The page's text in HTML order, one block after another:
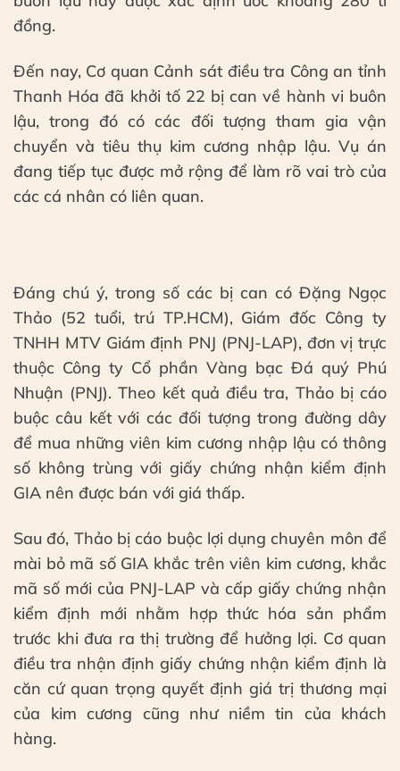
đồng.
Đến nay, Cơ quan Cảnh sát điều tra Công an tỉnh
Thanh Hóa đã khởi tố 22 bị can về hành vi buôn
lậu, trong đó có các đối tượng tham gia vận
chuyển và tiêu thụ kim cương nhập lậu. Vụ án
đang tiếp tục được mở rộng để làm rõ vai trò của
các cá nhân có liên quan.
Đáng chú ý, trong số các bị can có Đặng Ngọc
Thảo (52 tuổi, trú TP.HCM), Giám đốc Công ty
TNHH MTV Giám định PNJ (PNJ-LAP), đơn vị trực
thuộc Công ty Cổ phần Vàng bạc Đá quý Phú
Nhuận (PNJ). Theo kết quả điều tra, Thảo bị cáo
buộc câu kết với các đối tượng trong đường dây
để mua những viên kim cương nhập lậu có thông
số không trùng với giấy chứng nhận kiểm định
GIA nên được bán với giá thấp.
Sau đó, Thảo bị cáo buộc lợi dụng chuyên môn để
mài bỏ mã số GIA khắc trên viên kim cương, khắc
mã số mới của PNJ-LAP và cấp giấy chứng nhận
kiểm định mới nhằm hợp thức hóa sản phẩm
trước khi đưa ra thị trường để hưởng lợi. Cơ quan
điều tra nhận định giấy chứng nhận kiểm định là
căn cứ quan trọng quyết định giá trị thương mại
của kim cương cũng như niềm tin của khách
hàng.